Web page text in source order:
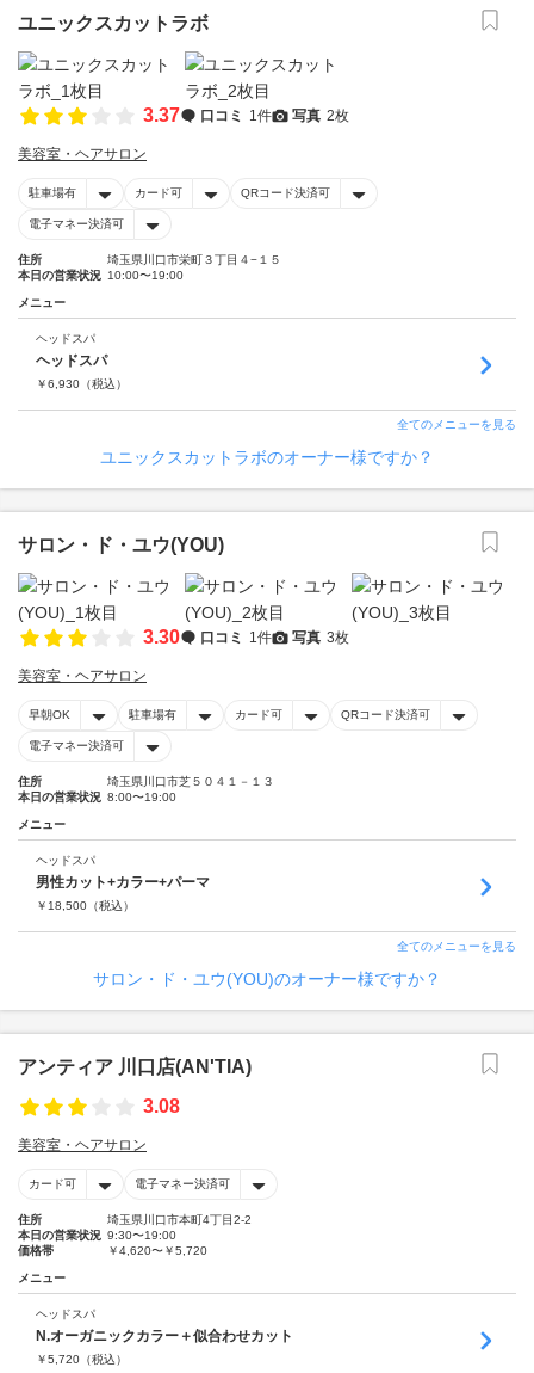
ユニックスカットラボ
3.37 口コミ 1件 写真 2枚
美容室・ヘアサロン
駐車場有 カード可 QRコード決済可
電子マネー決済可
住所
埼玉県川口市栄町３丁目４−１５
本日の営業状況 10:00〜19:00
メニュー
ヘッドスパ
ヘッドスパ
￥6,930 （税込）
全てのメニューを見る
ユニックスカットラボのオーナー様ですか？
サロン・ド・ユウ(YOU)
3.30 口コミ 1件 写真 3枚
美容室・ヘアサロン
早朝OK 駐車場有 カード可 QRコード決済可
電子マネー決済可
住所
埼玉県川口市芝５０４１－１３
本日の営業状況 8:00〜19:00
メニュー
ヘッドスパ
男性カット+カラー+パーマ
￥ 18,500 （税込）
全てのメニューを見る
サロン・ド・ユウ(YOU)のオーナー様ですか？
アンティア 川口店(AN'TIA)
3.08
美容室・ヘアサロン
カード可 電子マネー決済可
住所
埼玉県川口市本町4丁目2-2
本日の営業状況 9:30〜19:00
価格帯
￥4,620〜￥5,720
メニュー
ヘッドスパ
N.オーガニックカラー＋似合わせカット
￥5,720 （税込）